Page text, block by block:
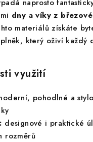
naprosto
dny a víky z
materiálů získáte
který oživí každý
využití
pohodlné a
designové i praktické
rozměrů